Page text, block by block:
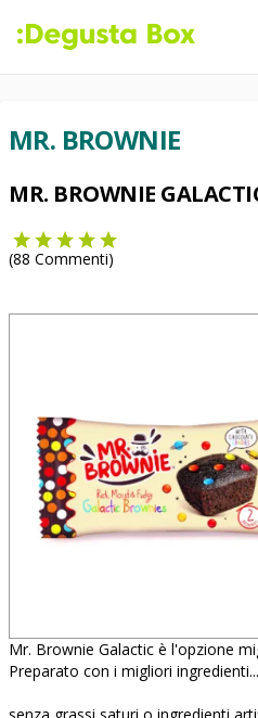
MR. BROWNIE
MR. BROWNIE
(88 Commenti)
Mr. Brownie Galactic è l'opzione
Preparato con i migliori